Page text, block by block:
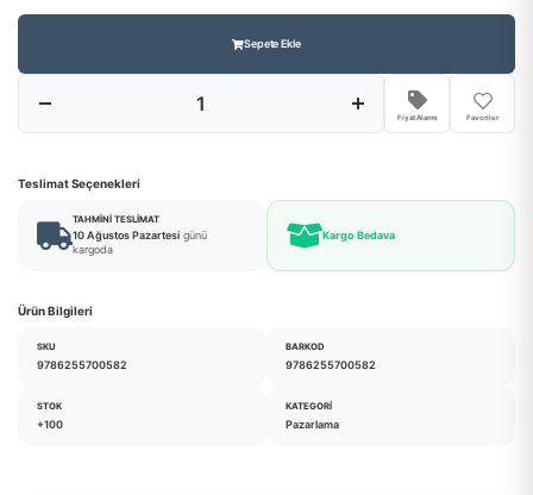
Sepete Ekle
Fiyat Alarmı Favoriler
Teslimat Seçenekleri
TAHMINI TESLIMAT
10 Ağustos Pazartesi günü
kargoda
Kargo Bedava
Ürün Bilgileri
SKU
9786255700582
BARKOD
9786255700582
STOK
+100
KATEGORI
Pazarlama